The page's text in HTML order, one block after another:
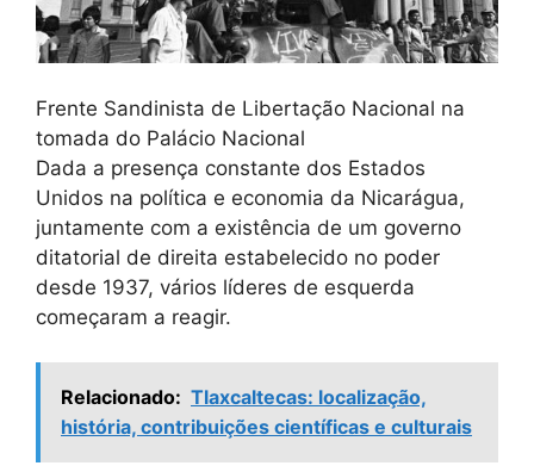
Frente Sandinista de Libertação Nacional na
tomada do Palácio Nacional
Dada a presença constante dos Estados
Unidos na política e economia da Nicarágua,
juntamente com a existência de um governo
ditatorial de direita estabelecido no poder
desde 1937, vários líderes de esquerda
começaram a reagir.
Relacionado: Tlaxcaltecas: localização,
história, contribuições científicas e culturais